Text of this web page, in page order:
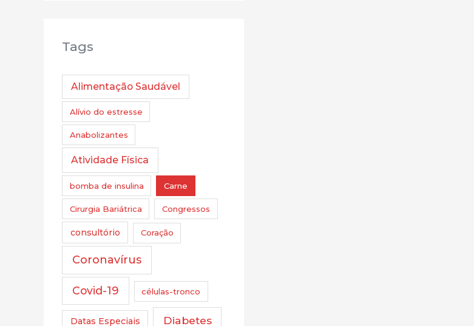
Tags
Alimentação Saudável
Alívio do estresse
Anabolizantes
Atividade Física
bomba de insulina Carne
Cirurgia Bariátrica Congressos
consultório Coração
Coronavírus
Covid-19 células-tronco
Datas Especiais Diabetes